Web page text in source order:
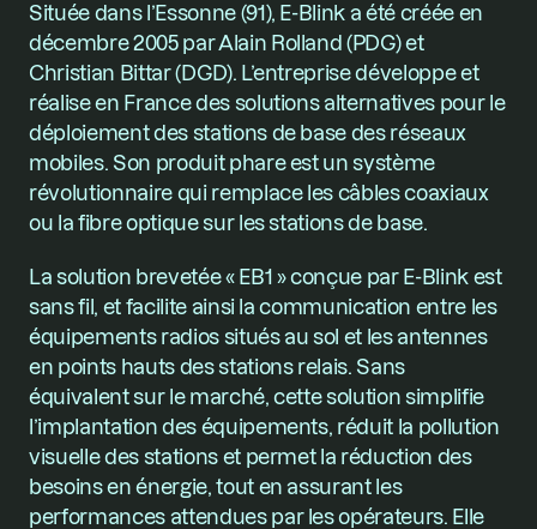
Située dans l’Essonne (91), E-Blink a été créée en
décembre 2005 par Alain Rolland (PDG) et
Christian Bittar (DGD). L’entreprise développe et
réalise en France des solutions alternatives pour le
déploiement des stations de base des réseaux
mobiles. Son produit phare est un système
révolutionnaire qui remplace les câbles coaxiaux
ou la fibre optique sur les stations de base.
La solution brevetée « EB1 » conçue par E-Blink est
sans fil, et facilite ainsi la communication entre les
équipements radios situés au sol et les antennes
en points hauts des stations relais. Sans
équivalent sur le marché, cette solution simplifie
l’implantation des équipements, réduit la pollution
visuelle des stations et permet la réduction des
besoins en énergie, tout en assurant les
performances attendues par les opérateurs. Elle